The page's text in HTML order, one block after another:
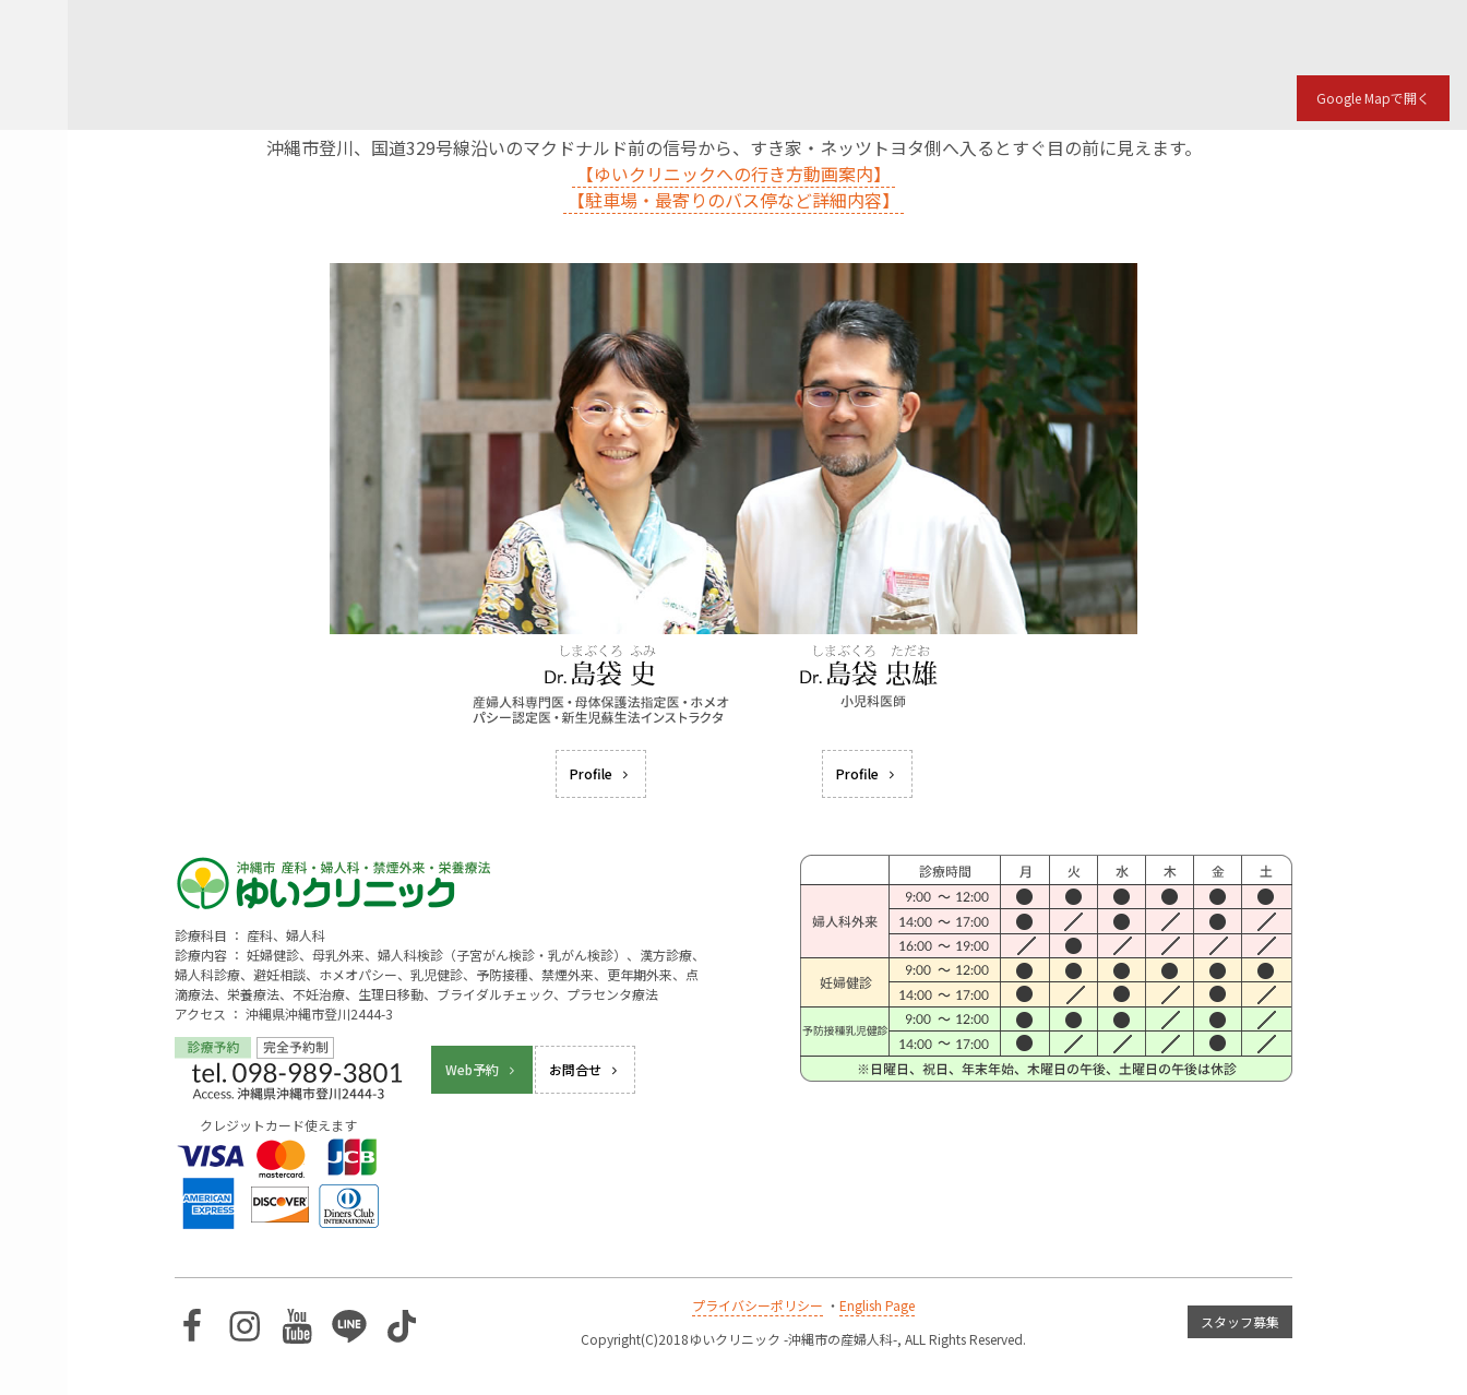
Google Mapで開く
沖縄市登川、国道329号線沿いのマクドナルド前の信号から、すき家・ネッツトヨタ側へ入るとすぐ目の前に見えます。
【ゆいクリニックへの行き方動画案内】
【駐車場・最寄りのバス停など詳細内容】
Profile Profile
診療科目 ： 産科、婦人科
診療内容 ： 妊婦健診、母乳外来、婦人科検診（子宮がん検診・乳がん検診）、漢方診療、
婦人科診療、避妊相談、ホメオパシー、乳児健診、予防接種、禁煙外来、更年期外来、点
滴療法、栄養療法、不妊治療、生理日移動、ブライダルチェック、プラセンタ療法
アクセス ： 沖縄県沖縄市登川2444-3
Web予約 お問合せ
クレジットカード使えます
Facebook
Instagram
Youtube
LineTikTok プライバシーポリシー ・ English Page
Copyright(C)2018ゆいクリニック -沖縄市の産婦人科-, ALL Rights Reserved.
スタッフ募集